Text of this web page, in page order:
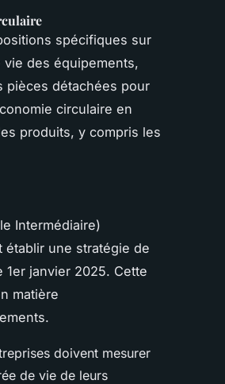
spécifiques sur
vie des équipements,
pièces détachées pour
circulaire en
produits, y compris les
Intermédiaire)
une stratégie de
janvier 2025. Cette
matière
doivent mesurer
de vie de leurs